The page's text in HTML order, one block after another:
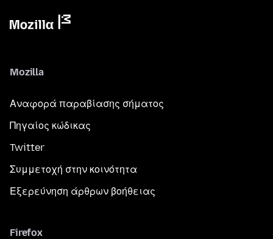
Mozilla
Αναφορά παραβίασης σήματος
Πηγαίος κώδικας
Twitter
Συμμετοχή στην κοινότητα
Εξερεύνηση άρθρων βοήθειας
Firefox